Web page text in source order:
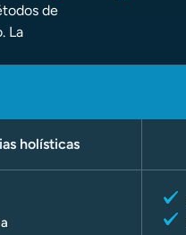
de
La
holísticas